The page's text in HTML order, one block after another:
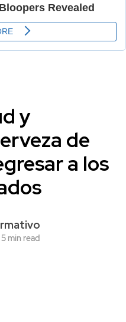
y
de
a los
5 min read